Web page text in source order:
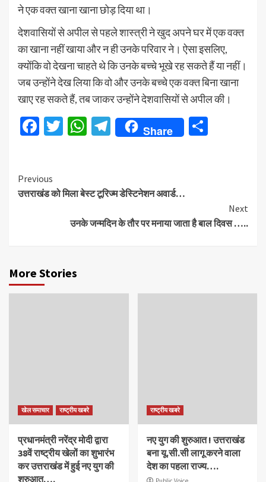
ने एक वक्त खाना खाना छोड़ दिया था।
देशवासियों से अपील से पहले शास्त्री ने खुद अपने घर में एक वक्त
का खाना नहीं खाया और न ही उनके परिवार ने। ऐसा इसलिए,
क्योंकि वो देखना चाहते थे कि उनके बच्चे भूखे रह सकते हैं या नहीं।
जब उन्होंने देख लिया कि वो और उनके बच्चे एक वक्त बिना खाना
खाए रह सकते हैं, तब जाकर उन्होंने देशवासियों से अपील की।
Facebook
TwitterWhatsApp
Telegram
Share
Continue
Reading
Previous
उत्तराखंड को मिला बेस्ट टूरिज्म डेस्टिनेशन अवार्ड…
Next
उनके जन्मदिन के तौर पर मनाया जाता है बाल दिवस …..
More Stories
खेल समाचार राष्ट्रीय खबरे
प्रधानमंत्री नरेंद्र मोदी द्वारा
38वें राष्ट्रीय खेलों का शुभारंभ
कर उत्तराखंड में हुई नए युग की
शुरुआत….
राष्ट्रीय खबरे
नए युग की शुरुआत ! उत्तराखंड
बना यू.सी.सी लागू करने वाला
देश का पहला राज्य….